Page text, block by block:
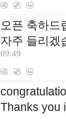
오픈 축하드
자주 들리겠
09:49
Thanks you